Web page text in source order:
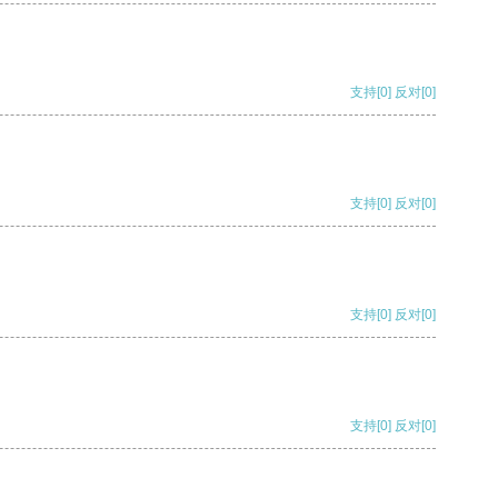
支持[0] 反对[0]
支持[0] 反对[0]
支持[0] 反对[0]
支持[0] 反对[0]